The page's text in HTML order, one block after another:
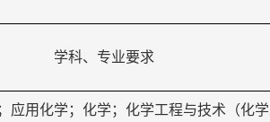
学科、专业要求
应用化学；化学；化学工程与技术（化